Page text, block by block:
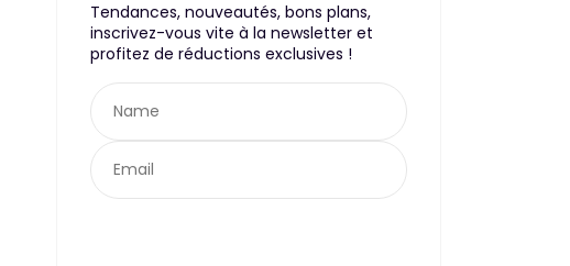
Tendances, nouveautés, bons plans,
inscrivez-vous vite à la newsletter et
profitez de réductions exclusives !